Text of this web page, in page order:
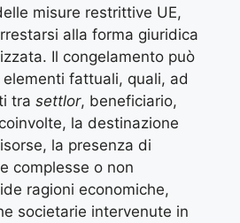
misure restrittive UE,
alla forma giuridica
Il congelamento può
fattuali, quali, ad
tra settlor, beneficiario,
la destinazione
la presenza di
complesse o non
ragioni economiche,
societarie intervenute in